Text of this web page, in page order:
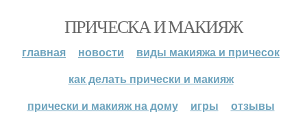
ПРИЧЕСКА И МАКИЯЖ
главная новости
виды макияжа и причесок
как делать прически и макияж
прически и макияж на дому
игры отзывы